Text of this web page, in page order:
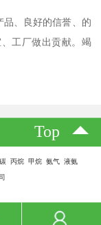
、良好的信誉、的
工厂做出贡献。竭
Top
丙烷 甲烷 氨气 液氨